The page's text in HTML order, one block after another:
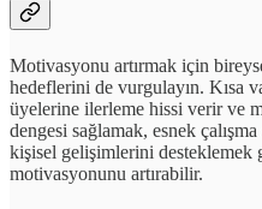
Motivasyonu artırmak için
hedeflerini de vurgulayın. Kısa
üyelerine ilerleme hissi verir ve
dengesi sağlamak, esnek
kişisel gelişimlerini desteklemek
motivasyonunu artırabilir.